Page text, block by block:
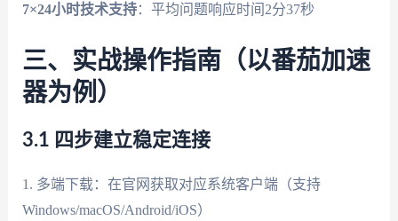
7×24小时技术支持：平均问题响应时间2分37秒
三、实战操作指南（以番茄加速
器为例）
3.1 四步建立稳定连接
1. 多端下载：在官网获取对应系统客户端（支持
Windows/macOS/Android/iOS）